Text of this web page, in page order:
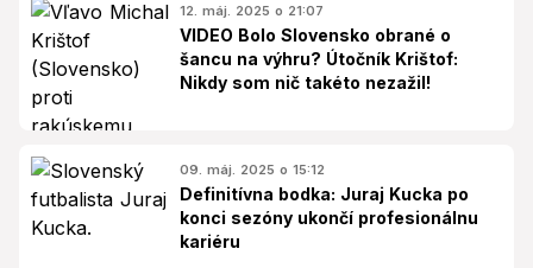
12. máj. 2025 o 21:07
VIDEO Bolo Slovensko obrané o
šancu na výhru? Útočník Krištof:
Nikdy som nič takéto nezažil!
09. máj. 2025 o 15:12
Definitívna bodka: Juraj Kucka po
konci sezóny ukončí profesionálnu
kariéru